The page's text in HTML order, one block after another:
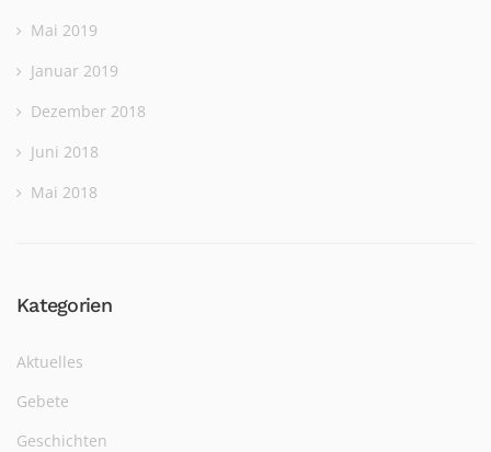
Mai 2019
Januar 2019
Dezember 2018
Juni 2018
Mai 2018
Kategorien
Aktuelles
Gebete
Geschichten